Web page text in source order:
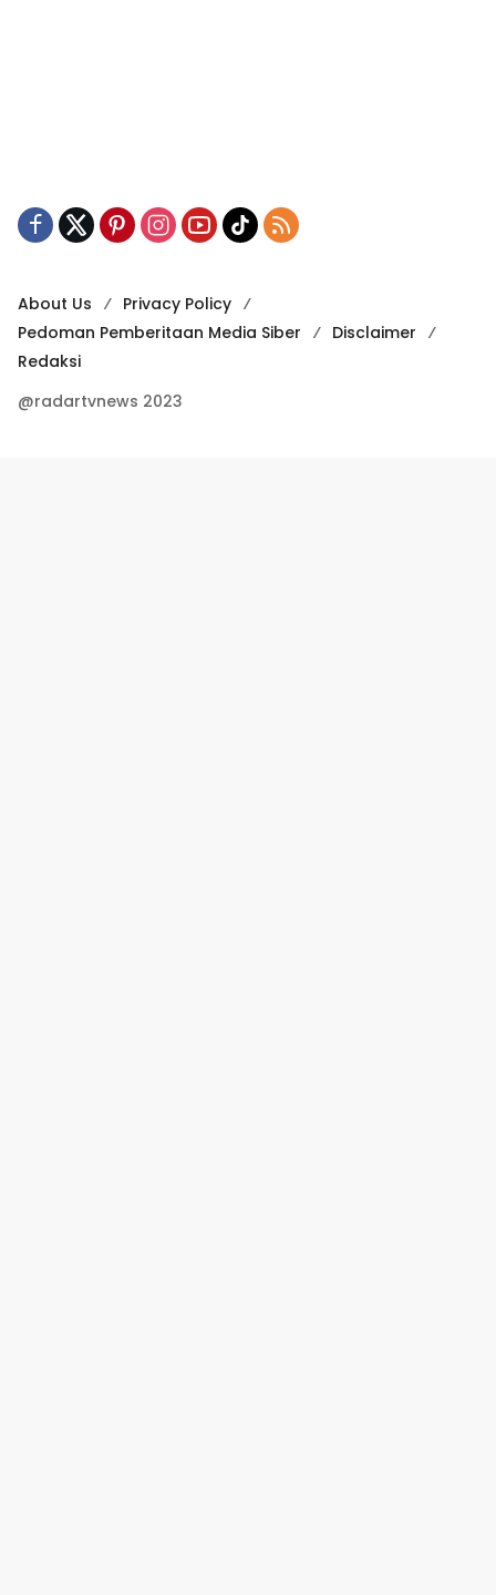
About Us
Privacy Policy
Pedoman Pemberitaan Media Siber
Disclaimer
Redaksi
@radartvnews 2023